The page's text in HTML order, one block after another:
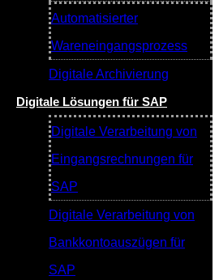
Automatisierter
Wareneingangsprozess
Digitale Archivierung
Digitale Lösungen für SAP
Digitale Verarbeitung von
Eingangsrechnungen für
SAP
Digitale Verarbeitung von
Bankkontoauszügen für
SAP